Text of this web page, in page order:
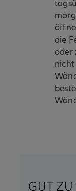
die
oder
GUT